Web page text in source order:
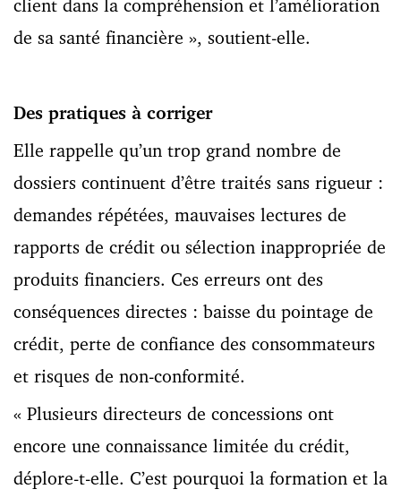
client dans la compréhension et l’amélioration
de sa santé financière », soutient-elle.
Des pratiques à corriger
Elle rappelle qu’un trop grand nombre de
dossiers continuent d’être traités sans rigueur :
demandes répétées, mauvaises lectures de
rapports de crédit ou sélection inappropriée de
produits financiers. Ces erreurs ont des
conséquences directes : baisse du pointage de
crédit, perte de confiance des consommateurs
et risques de non-conformité.
« Plusieurs directeurs de concessions ont
encore une connaissance limitée du crédit,
déplore-t-elle. C’est pourquoi la formation et la